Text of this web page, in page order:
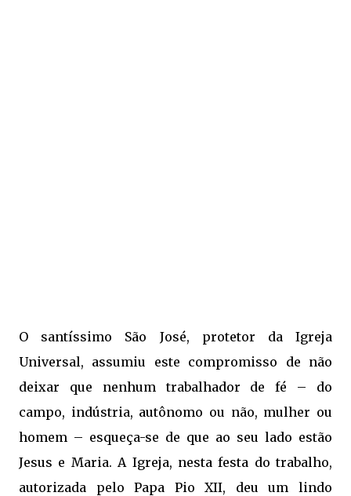
O santíssimo São José, protetor da Igreja
Universal, assumiu este compromisso de não
deixar que nenhum trabalhador de fé – do
campo, indústria, autônomo ou não, mulher ou
homem – esqueça-se de que ao seu lado estão
Jesus e Maria. A Igreja, nesta festa do trabalho,
autorizada pelo Papa Pio XII, deu um lindo